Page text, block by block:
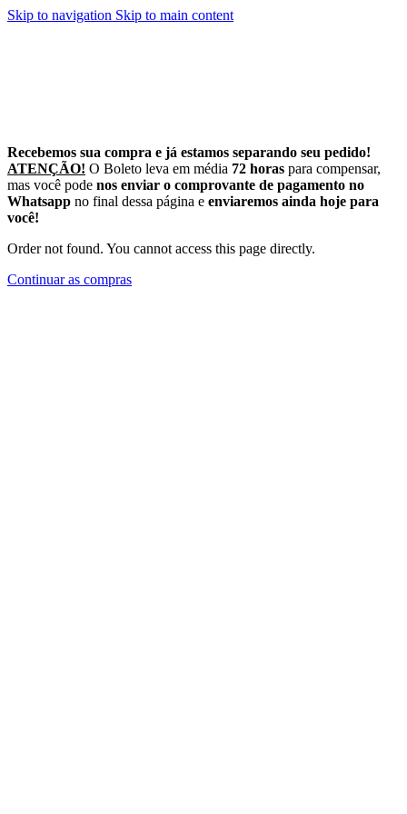
Skip to navigation Skip to main content
Recebemos sua compra e já estamos separando seu pedido!
ATENÇÃO! O Boleto leva em média 72 horas para compensar,
mas você pode nos enviar o comprovante de pagamento no
Whatsapp no final dessa página e enviaremos ainda hoje para
você!
Order not found. You cannot access this page directly.
Continuar as compras